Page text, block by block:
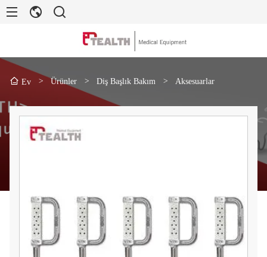
Ev > Ürünler > Diş Başlık Bakım > Aksesuarlar